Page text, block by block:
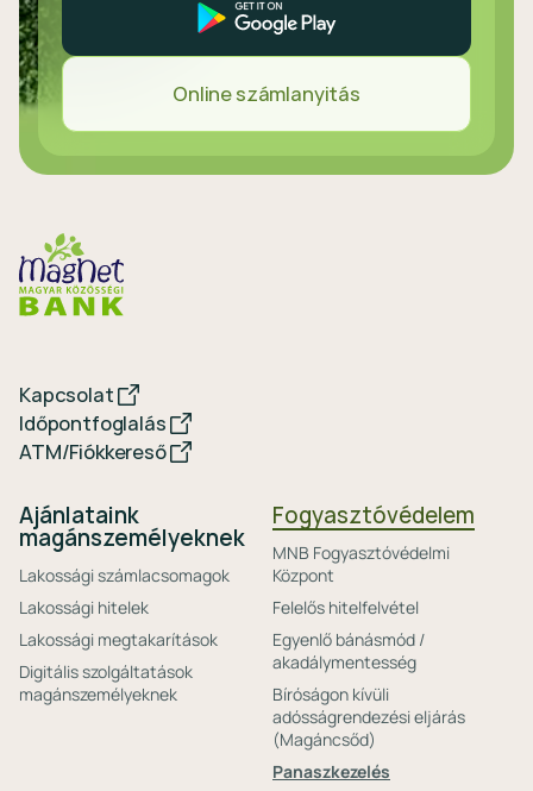
Online számlanyitás
Kapcsolat
Időpontfoglalás
ATM/Fiókkereső
Ajánlataink
magánszemélyeknek
Lakossági számlacsomagok
Lakossági hitelek
Lakossági megtakarítások
Digitális szolgáltatások
magánszemélyeknek
Fogyasztóvédelem
MNB Fogyasztóvédelmi
Központ
Felelős hitelfelvétel
Egyenlő bánásmód /
akadálymentesség
Bíróságon kívüli
adósságrendezési eljárás
(Magáncsőd)
Panaszkezelés